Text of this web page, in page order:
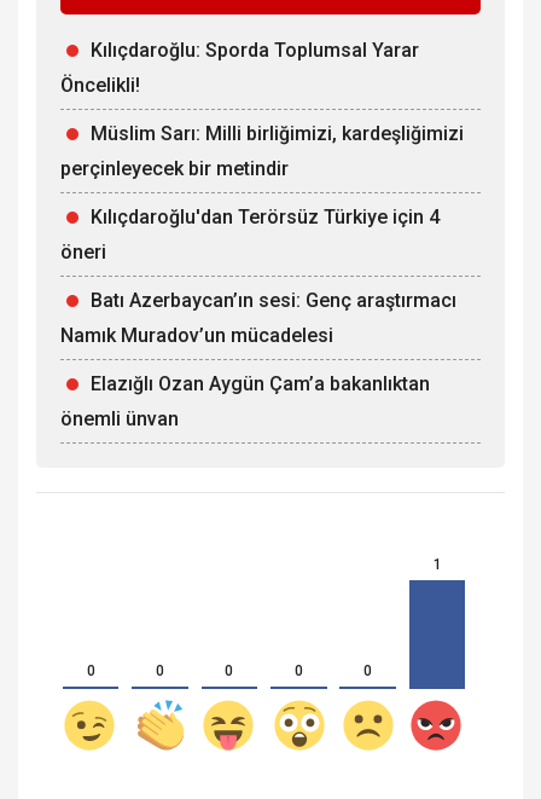
Kılıçdaroğlu: Sporda Toplumsal Yarar
Öncelikli!
Müslim Sarı: Milli birliğimizi, kardeşliğimizi
perçinleyecek bir metindir
Kılıçdaroğlu'dan Terörsüz Türkiye için 4
öneri
Batı Azerbaycan’ın sesi: Genç araştırmacı
Namık Muradov’un mücadelesi
Elazığlı Ozan Aygün Çam’a bakanlıktan
önemli ünvan
0 0 0 0 0
1